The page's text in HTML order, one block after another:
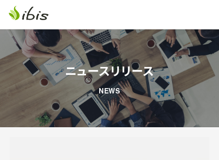
ニュースリリース
NEWS